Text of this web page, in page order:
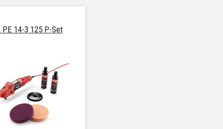
PE 14-3 125 P-Set